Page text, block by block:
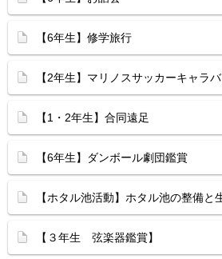
【6年生】修学旅行
【2年生】マリノスサッカーキャラ
【1・2年生】合同遠足
【6年生】ダンボール劇団鑑賞
【ホタル池活動】ホタル池の整備と
【３年生 弦楽器鑑賞】